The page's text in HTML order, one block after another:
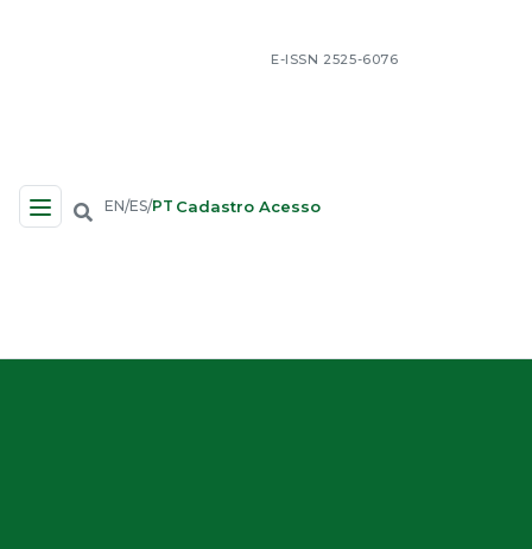
E-ISSN 2525-6076
Navegação no Site
EN/ES/PT Cadastro Acesso